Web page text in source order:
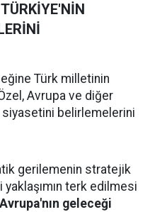
Türk milletinin
Avrupa ve diğer
belirlemelerini
gerilemenin stratejik
yaklaşımın terk edilmesi
geleceği